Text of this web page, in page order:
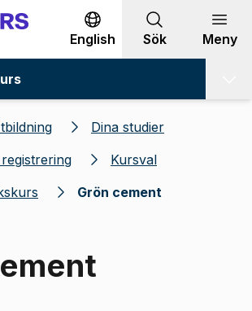
till innehållet
English Sök Meny
Dina studier
Kursval
Grön cement